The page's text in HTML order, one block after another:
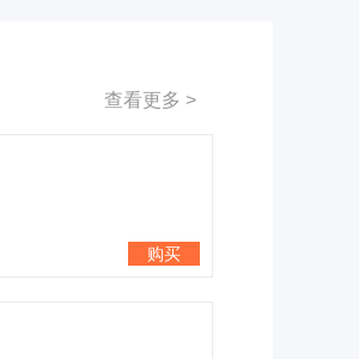
查看更多 >
购买